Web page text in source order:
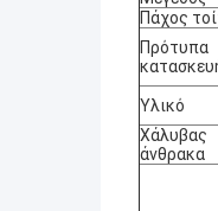
Πάχος
Πρότυπα
Υλικό
Χάλυβας
άνθρακα